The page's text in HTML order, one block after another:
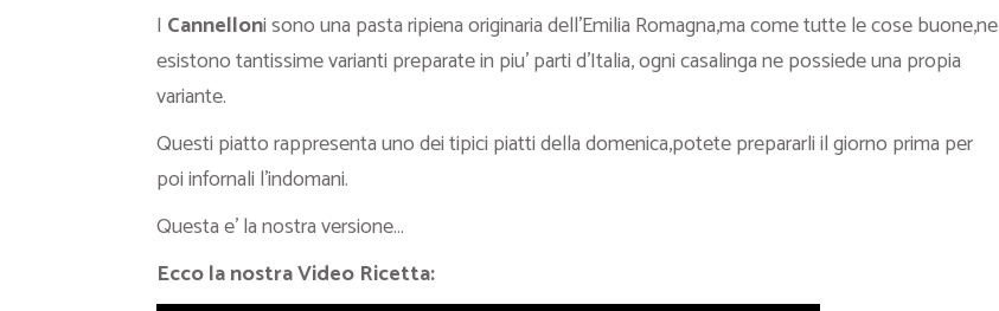
I Cannelloni sono una pasta ripiena originaria dell’Emilia Romagna,ma come tutte le cose buone,ne
esistono tantissime varianti preparate in piu’ parti d’Italia, ogni casalinga ne possiede una propia
variante.
Questi piatto rappresenta uno dei tipici piatti della domenica,potete prepararli il giorno prima per
poi infornali l’indomani.
Questa e’ la nostra versione…
Ecco la nostra Video Ricetta: